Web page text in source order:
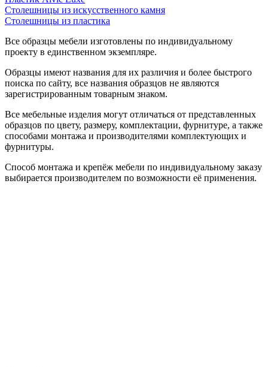
Столешницы из искусственного камня
Столешницы из пластика
Все образцы мебели изготовлены по индивидуальному
проекту в единственном экземпляре.
Образцы имеют названия для их различия и более быстрого
поиска по сайту, все названия образцов не являются
зарегистрированным товарным знаком.
Все мебельные изделия могут отличаться от представленных
образцов по цвету, размеру, комплектации, фурнитуре, а также
способами монтажа и производителями комплектующих и
фурнитуры.
Способ монтажа и крепёж мебели по индивидуальному заказу
выбирается производителем по возможности её применения.